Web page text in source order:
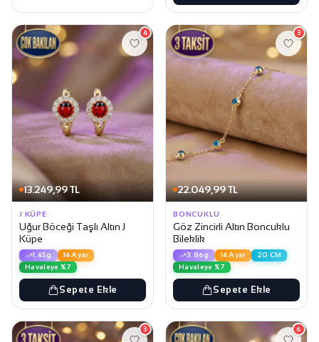
13.249,99 TL
4
J KÜPE
Uğur Böceği Taşlı Altın J
Küpe
1.45g
14 Ayar
Havaleye %7
Sepete Ekle
22.049,99 TL
3
BONCUKLU
Göz Zincirli Altın Boncuklu
Bileklik
3.86g 14 Ayar
20 CM
Havaleye %7
Sepete Ekle
3 6